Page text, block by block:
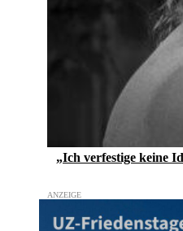
„Ich verfestige keine